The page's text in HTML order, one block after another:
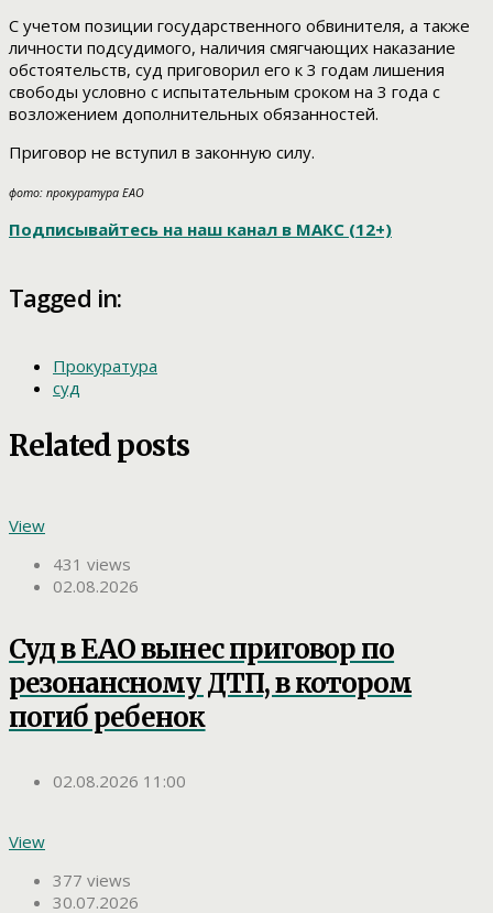
С учетом позиции государственного обвинителя, а также
личности подсудимого, наличия смягчающих наказание
обстоятельств, суд приговорил его к 3 годам лишения
свободы условно с испытательным сроком на 3 года с
возложением дополнительных обязанностей.
Приговор не вступил в законную силу.
фото: прокуратура ЕАО
Подписывайтесь на наш канал в МАКС (12+)
Tagged in:
Прокуратура
суд
Related posts
View
431 views
02.08.2026
Суд в ЕАО вынес приговор по
резонансному ДТП, в котором
погиб ребенок
02.08.2026 11:00
View
377 views
30.07.2026